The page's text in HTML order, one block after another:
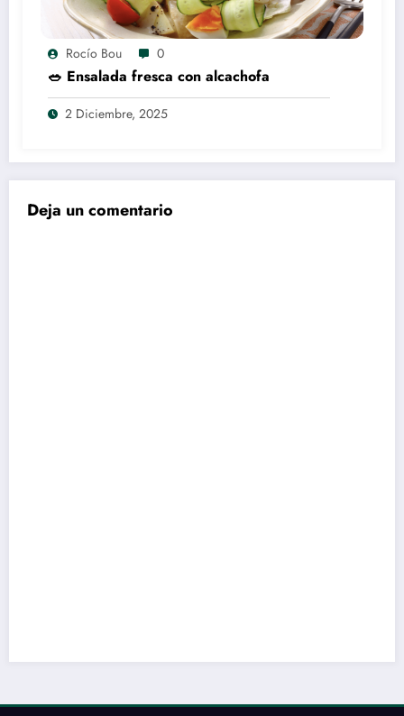
Rocío Bou 0
🥗 Ensalada fresca con alcachofa
2 Diciembre, 2025
Deja un comentario